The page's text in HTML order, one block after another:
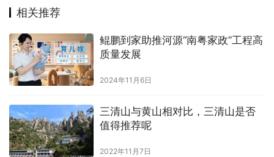
相关推荐
鲲鹏到家助推河源“南粤家政”工程高
质量发展
2024年11月6日
三清山与黄山相对比，三清山是否
值得推荐呢
2022年11月7日